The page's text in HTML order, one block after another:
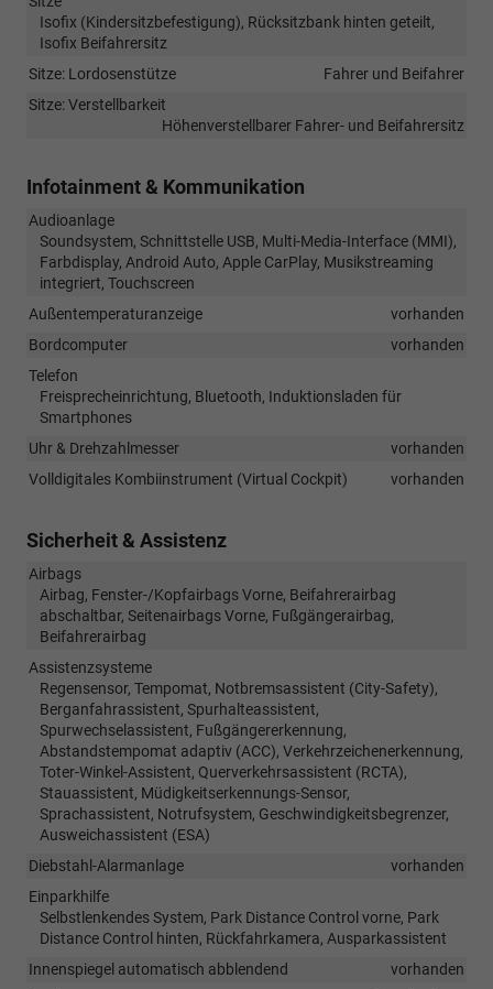
Isofix (Kindersitzbefestigung), Rücksitzbank hinten geteilt,
Isofix Beifahrersitz
Sitze: Lordosenstütze
Fahrer und Beifahrer
Sitze: Verstellbarkeit
Höhenverstellbarer Fahrer- und Beifahrersitz
Infotainment & Kommunikation
Audioanlage
Soundsystem, Schnittstelle USB, Multi-Media-Interface (MMI),
Farbdisplay, Android Auto, Apple CarPlay, Musikstreaming
integriert, Touchscreen
Außentemperaturanzeige
vorhanden
Bordcomputer
vorhanden
Telefon
Freisprecheinrichtung, Bluetooth, Induktionsladen für
Smartphones
Uhr & Drehzahlmesser
vorhanden
Volldigitales Kombiinstrument (Virtual Cockpit)
vorhanden
Sicherheit & Assistenz
Airbags
Airbag, Fenster-/Kopfairbags Vorne, Beifahrerairbag
abschaltbar, Seitenairbags Vorne, Fußgängerairbag,
Beifahrerairbag
Assistenzsysteme
Regensensor, Tempomat, Notbremsassistent (City-Safety),
Berganfahrassistent, Spurhalteassistent,
Spurwechselassistent, Fußgängererkennung,
Abstandstempomat adaptiv (ACC), Verkehrzeichenerkennung,
Toter-Winkel-Assistent, Querverkehrsassistent (RCTA),
Stauassistent, Müdigkeitserkennungs-Sensor,
Sprachassistent, Notrufsystem, Geschwindigkeitsbegrenzer,
Ausweichassistent (ESA)
Diebstahl-Alarmanlage
vorhanden
Einparkhilfe
Selbstlenkendes System, Park Distance Control vorne, Park
Distance Control hinten, Rückfahrkamera, Ausparkassistent
Innenspiegel automatisch abblendend
vorhanden